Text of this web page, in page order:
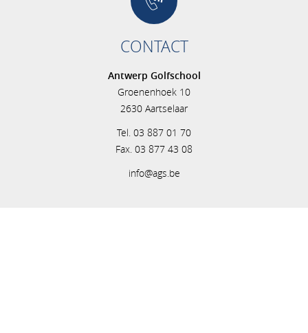
CONTACT
Antwerp Golfschool
Groenenhoek 10
2630 Aartselaar
Tel. 03 887 01 70
Fax. 03 877 43 08
info@ags.be